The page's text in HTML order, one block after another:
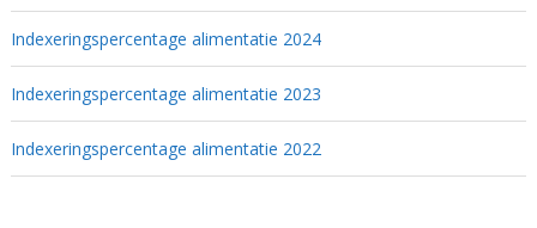
Indexeringspercentage alimentatie 2024
Indexeringspercentage alimentatie 2023
Indexeringspercentage alimentatie 2022